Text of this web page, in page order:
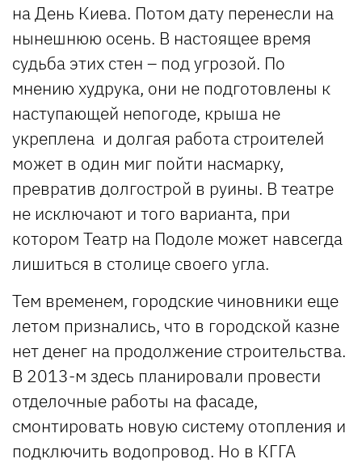
на День Киева. Потом дату перенесли на
нынешнюю осень. В настоящее время
судьба этих стен – под угрозой. По
мнению худрука, они не подготовлены к
наступающей непогоде, крыша не
укреплена и долгая работа строителей
может в один миг пойти насмарку,
превратив долгострой в руины. В театре
не исключают и того варианта, при
котором Театр на Подоле может навсегда
лишиться в столице своего угла.
Тем временем, городские чиновники еще
летом признались, что в городской казне
нет денег на продолжение строительства.
В 2013-м здесь планировали провести
отделочные работы на фасаде,
смонтировать новую систему отопления и
подключить водопровод. Но в КГГА